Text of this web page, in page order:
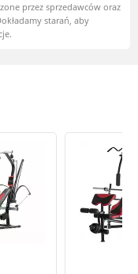
przez sprzedawców oraz
starań, aby